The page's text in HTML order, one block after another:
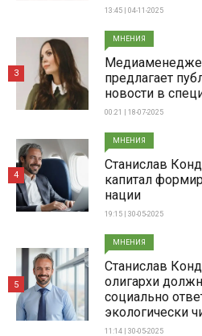
13:45 | 04-11-2025
МНЕНИЯ
предлагает
новости в
00:21 | 18-07-2025
3
МНЕНИЯ
Станислав
капитал
нации
19:15 | 30-05-2025
4
МНЕНИЯ
Станислав
олигархи
социально
экологически
11:14 | 30-05-2025
5